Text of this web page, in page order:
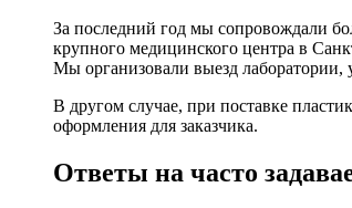
За последний год мы сопровождали
крупного медицинского центра в
Мы организовали выезд лаборатории,
В другом случае, при поставке
оформления для заказчика.
Ответы на часто